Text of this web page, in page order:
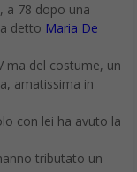
a 78 dopo una
detto Maria De
ma del costume, un
amatissima in
con lei ha avuto la
tributato un